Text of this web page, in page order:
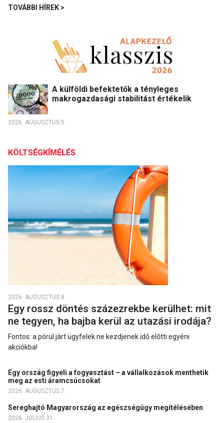
TOVÁBBI HÍREK >
A külföldi befektetők a tényleges
makrogazdasági stabilitást értékelik
2026. AUGUSZTUS 5.
KÖLTSÉGKÍMÉLÉS
2026. AUGUSZTUS 8.
Egy rossz döntés százezrekbe kerülhet: mit
ne tegyen, ha bajba kerül az utazási irodája?
Fontos: a pórul járt ügyfelek ne kezdjenek idő előtti egyéni
akciókba!
Egy ország figyeli a fogyasztást – a vállalkozások menthetik
meg az esti áramcsúcsokat
2026. AUGUSZTUS 7.
Sereghajtó Magyarország az egészségügy megítélésében
2026. JÚLIUS 31.